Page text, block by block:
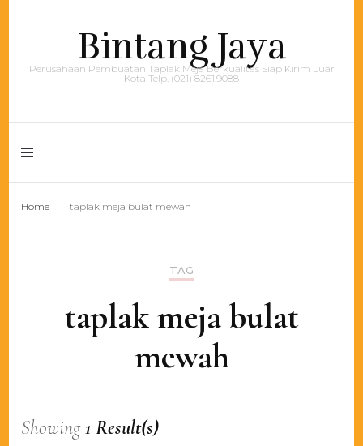
Bintang Jaya
Perusahaan Pembuatan Taplak Meja Berkualitas Siap Kirim Luar
Kota Telp. (021) 8261.9088
Home taplak meja bulat mewah
TAG
taplak meja bulat
mewah
Showing1 Result(s)